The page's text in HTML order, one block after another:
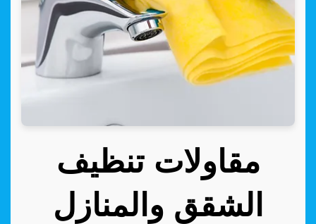
مقاولات تنظيف
الشقق والمنازل